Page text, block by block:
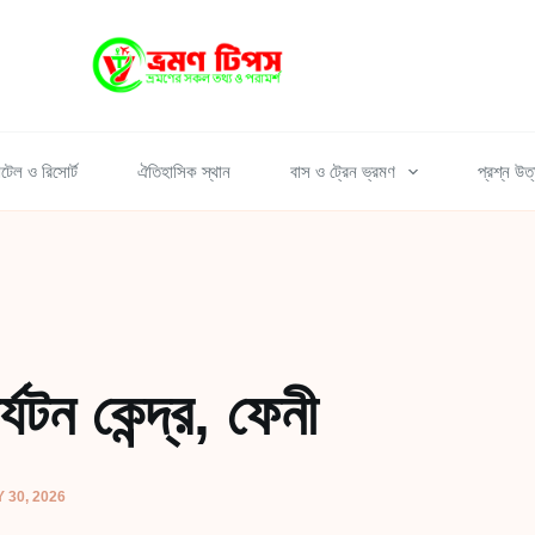
ও রিসোর্ট ঐতিহাসিক স্থান বাস ও ট্রেন ভ্রমণ প্রশ্ন
কেন্দ্র, ফেনী
30, 2026